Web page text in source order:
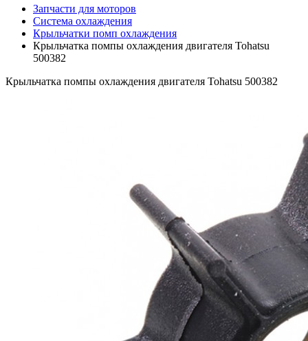
Запчасти для моторов
Система охлаждения
Крыльчатки помп охлаждения
Крыльчатка помпы охлаждения двигателя Tohatsu
500382
Крыльчатка помпы охлаждения двигателя Tohatsu 500382